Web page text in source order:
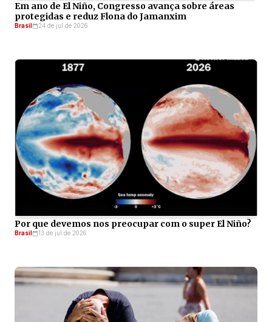
Em ano de El Niño, Congresso avança sobre áreas
protegidas e reduz Flona do Jamanxim
Brasil 24 de jul de 2026
Por que devemos nos preocupar com o super El Niño?
Brasil 13 de jul de 2026